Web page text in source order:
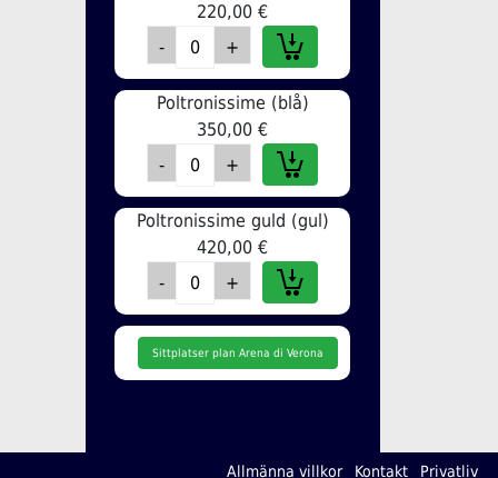
220,00 €
Poltronissime (blå)
350,00 €
Poltronissime guld (gul)
420,00 €
Sittplatser plan Arena di Verona
Allmänna villkor Kontakt Privatliv